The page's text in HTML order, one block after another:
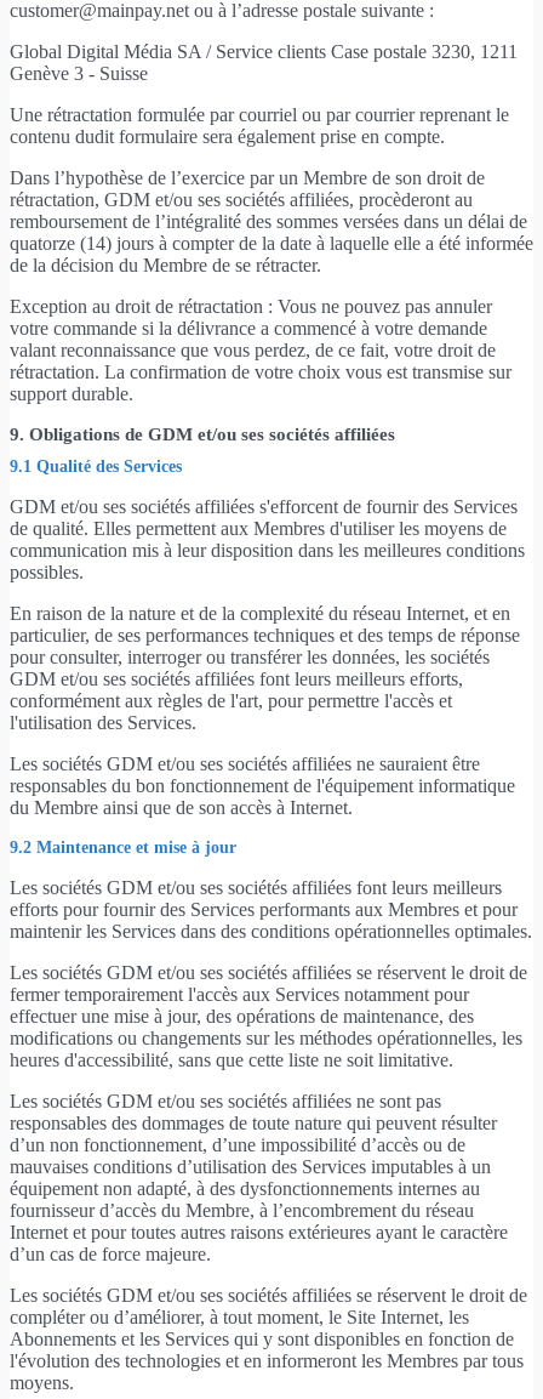
customer@mainpay.net ou à l’adresse postale suivante :
Global Digital Média SA / Service clients Case postale 3230, 1211
Genève 3 - Suisse
Une rétractation formulée par courriel ou par courrier reprenant le
contenu dudit formulaire sera également prise en compte.
Dans l’hypothèse de l’exercice par un Membre de son droit de
rétractation, GDM et/ou ses sociétés affiliées, procèderont au
remboursement de l’intégralité des sommes versées dans un délai de
quatorze (14) jours à compter de la date à laquelle elle a été informée
de la décision du Membre de se rétracter.
Exception au droit de rétractation : Vous ne pouvez pas annuler
votre commande si la délivrance a commencé à votre demande
valant reconnaissance que vous perdez, de ce fait, votre droit de
rétractation. La confirmation de votre choix vous est transmise sur
support durable.
9. Obligations de GDM et/ou ses sociétés affiliées
9.1 Qualité des Services
GDM et/ou ses sociétés affiliées s'efforcent de fournir des Services
de qualité. Elles permettent aux Membres d'utiliser les moyens de
communication mis à leur disposition dans les meilleures conditions
possibles.
En raison de la nature et de la complexité du réseau Internet, et en
particulier, de ses performances techniques et des temps de réponse
pour consulter, interroger ou transférer les données, les sociétés
GDM et/ou ses sociétés affiliées font leurs meilleurs efforts,
conformément aux règles de l'art, pour permettre l'accès et
l'utilisation des Services.
Les sociétés GDM et/ou ses sociétés affiliées ne sauraient être
responsables du bon fonctionnement de l'équipement informatique
du Membre ainsi que de son accès à Internet.
9.2 Maintenance et mise à jour
Les sociétés GDM et/ou ses sociétés affiliées font leurs meilleurs
efforts pour fournir des Services performants aux Membres et pour
maintenir les Services dans des conditions opérationnelles optimales.
Les sociétés GDM et/ou ses sociétés affiliées se réservent le droit de
fermer temporairement l'accès aux Services notamment pour
effectuer une mise à jour, des opérations de maintenance, des
modifications ou changements sur les méthodes opérationnelles, les
heures d'accessibilité, sans que cette liste ne soit limitative.
Les sociétés GDM et/ou ses sociétés affiliées ne sont pas
responsables des dommages de toute nature qui peuvent résulter
d’un non fonctionnement, d’une impossibilité d’accès ou de
mauvaises conditions d’utilisation des Services imputables à un
équipement non adapté, à des dysfonctionnements internes au
fournisseur d’accès du Membre, à l’encombrement du réseau
Internet et pour toutes autres raisons extérieures ayant le caractère
d’un cas de force majeure.
Les sociétés GDM et/ou ses sociétés affiliées se réservent le droit de
compléter ou d’améliorer, à tout moment, le Site Internet, les
Abonnements et les Services qui y sont disponibles en fonction de
l'évolution des technologies et en informeront les Membres par tous
moyens.